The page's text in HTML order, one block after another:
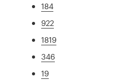
184
922
1819
346
19